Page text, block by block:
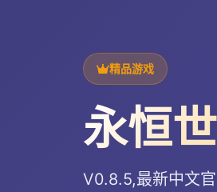
精品游戏
永恒
V0.8.5,最新中文